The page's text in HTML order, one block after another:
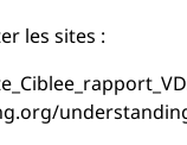
les sites :